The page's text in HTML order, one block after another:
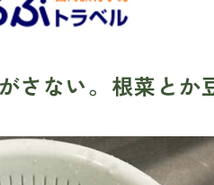
さない。根菜とか